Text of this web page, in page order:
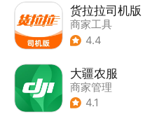
货拉拉司机版
商家工具
4.4
大疆农服
商家管理
4.1